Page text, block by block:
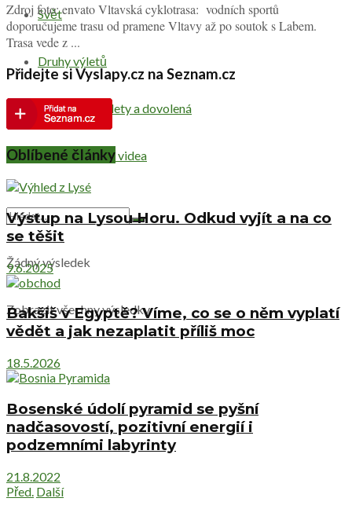
Svět
Druhy výletů
Netradiční výlety a dovolená
Cestovatelská videa
Žádný výsledek
Zobrazit všechny výsledky
Zdroj foto: envato Vltavská cyklotrasa: vodních sportů
doporučujeme trasu od pramene Vltavy až po soutok s Labem.
Trasa vede z ...
Přidejte si Vyslapy.cz na Seznam.cz
Oblíbené články
Výstup na Lysou Horu. Odkud vyjít a na co
se těšit
9.6.2025
Bakšiš v Egyptě? Víme, co se o něm vyplatí
vědět a jak nezaplatit příliš moc
18.5.2026
Bosenské údolí pyramid se pyšní
nadčasovostí, pozitivní energií i
podzemními labyrinty
21.8.2022
Před. Další